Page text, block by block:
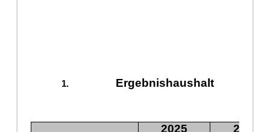
Ergebnishaushalt
2025 2026